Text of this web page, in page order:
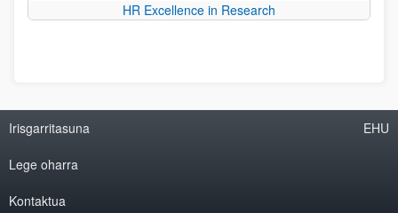
HR Excellence in Research
Irisgarritasuna
Lege oharra
Kontaktua
EHU